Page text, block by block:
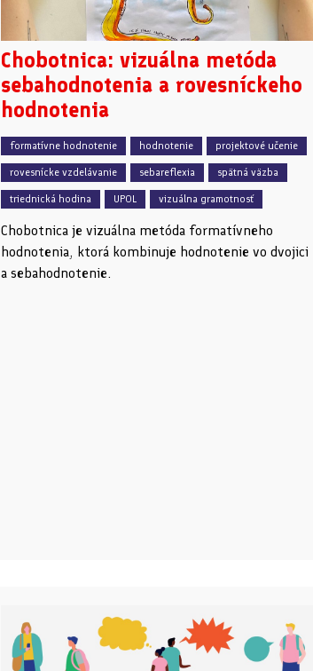
Chobotnica: vizuálna metóda
sebahodnotenia a rovesníckeho
hodnotenia
formatívne hodnotenie hodnotenie projektové učenie
rovesnícke vzdelávanie sebareflexia spätná väzba
triednická hodina UPOL vizuálna gramotnosť
Chobotnica je vizuálna metóda formatívneho
hodnotenia, ktorá kombinuje hodnotenie vo dvojici
a sebahodnotenie.